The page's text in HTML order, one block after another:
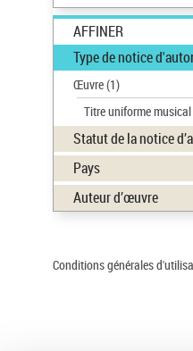
AFFINER
Type de notice
Œuvre(1)
Titre uniforme musical
Statut de la notice
Pays
Auteur d’œuvre
Conditions générales